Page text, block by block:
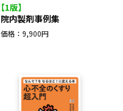
【1版】
院内製剤事例集
価格：9,900円